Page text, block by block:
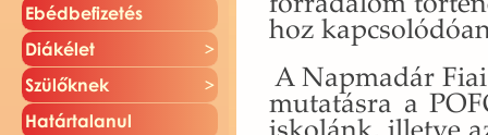
Ebéd­be­fi­ze­tés
Di­ák­élet
Szü­lők­nek
Ha­tár­ta­la­nul
hoz
A Nap­ma­dár
mu­ta­tás­ra a